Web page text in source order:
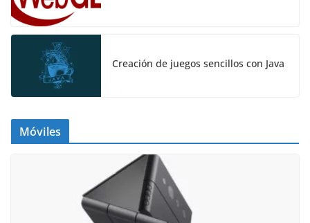
Creación de juegos sencillos con Java
Móviles